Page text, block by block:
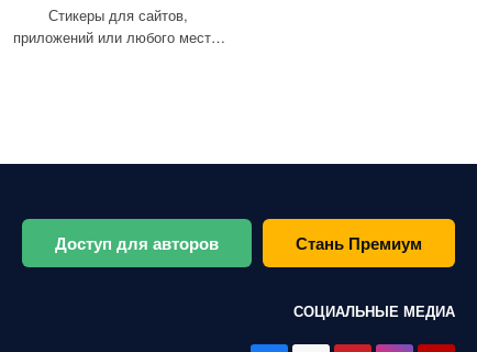
Стикеры для сайтов,
приложений или любого места,
Доступ для авторов Стань Премиум
СОЦИАЛЬНЫЕ МЕДИА